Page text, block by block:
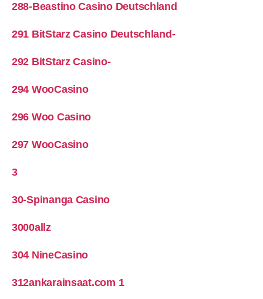
288-Beastino Casino Deutschland
291 BitStarz Casino Deutschland-
292 BitStarz Casino-
294 WooCasino
296 Woo Casino
297 WooCasino
3
30-Spinanga Casino
3000allz
304 NineCasino
312ankarainsaat.com 1